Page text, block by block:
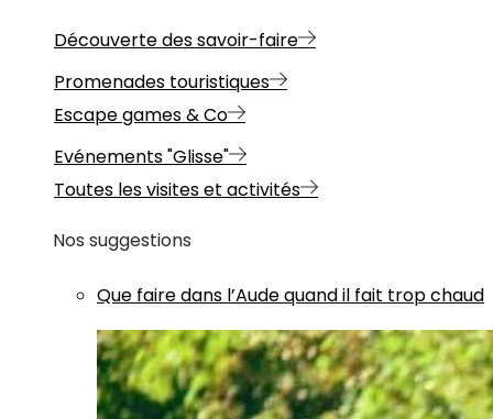
Découverte des savoir-faire
Promenades touristiques
Escape games & Co
Evénements "Glisse"
Toutes les visites et activités
Nos suggestions
Que faire dans l’Aude quand il fait trop chaud